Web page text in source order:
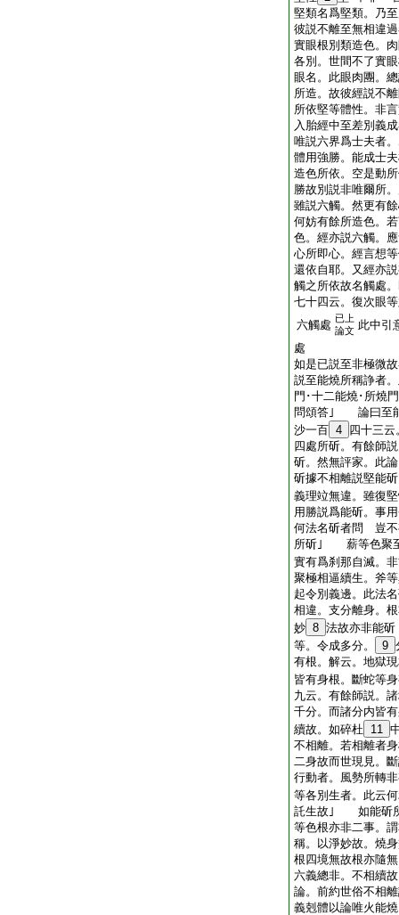
堅類名爲堅類。乃
彼説不離至無相
實眼根別類造色。
各別。世間不了實
眼名。此眼肉團。
所造。故彼經説不
所依堅等體性。非
入胎經中至差別義
唯説六界爲士夫者
體用強勝。能成士
造色所依。空是動
勝故別説非唯爾所
雖説六觸。然更有
何妨有餘所造色。
色。經亦説六觸。
心所即心。經言想
還依自耶。又經亦
觸之所依故名觸處
七十四云。復次眼
六觸處 已上
論文 此中引
處
如是已説至非極
説至能燒所稱諍者
門･十二能燒･所燒
問頌答｣ 論曰至
沙一百 4 四十三云
四處所斫。有餘師
斫。然無評家。此
斫據不相離説堅能
義理竝無違。雖復
用勝説爲能斫。事
何法名斫者問 豈不
所斫｣ 薪等色聚
實有爲刹那自滅。
聚極相逼續生。斧
起令別義邊。此法
相違。支分離身。
妙 8 法故亦非能
等。令成多分。
9
有根。解云。地獄
皆有身根。斷蛇等
九云。有餘師説。
千分。而諸分内皆
續故。如碎杜
11
不相離。若相離者
二身故而世現見。
行動者。風勢所轉
等各別生者。此云
託生故｣ 如能斫所
等色根亦非二事。
稱。以淨妙故。燒
根四境無故根亦隨
六義總非。不相續
論。前約世俗不相
義剋體以論唯火能